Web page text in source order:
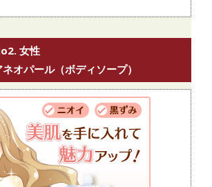
女性
オパール（ボディソープ）